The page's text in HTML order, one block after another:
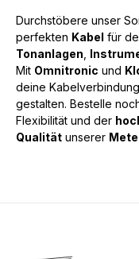
Durchstöbere unser
perfekten Kabel für
Tonanlagen
Mit Omnitronic und
deine
gestalten. Bestelle
Flexibilität und der
Qualität unserer